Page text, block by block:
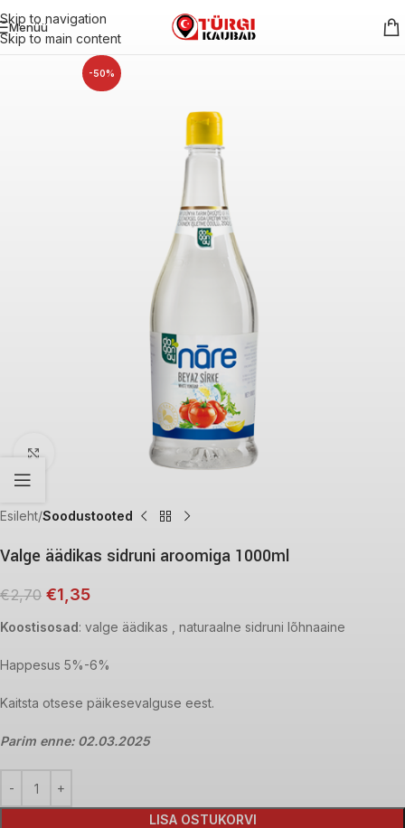
Skip to navigation
Skip to main content
Menüü
-50%
Esileht Soodustooted
Valge äädikas sidruni aroomiga 1000ml
€2,70 €1,35
Koostisosad: valge äädikas , naturaalne sidruni lõhnaaine
Happesus 5%-6%
Kaitsta otsese päikesevalguse eest.
Parim enne: 02.03.2025
LISA OSTUKORVI